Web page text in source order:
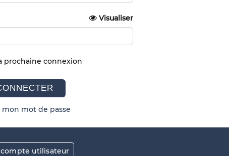
Visualiser
prochaine connexion
mon mot de passe
utilisateur